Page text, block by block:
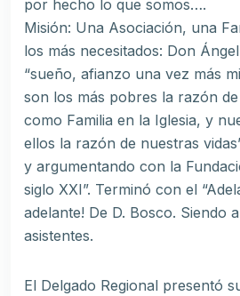
por hecho lo que somos….
Misión: Una Asociación, una
los más necesitados: Don
“sueño, afianzo una vez más
son los más pobres la razón
como Familia en la Iglesia, y
ellos la razón de nuestras
y argumentando con la
siglo XXI”. Terminó con el
adelante! De D. Bosco. Siendo
asistentes.
El Delgado Regional presentó